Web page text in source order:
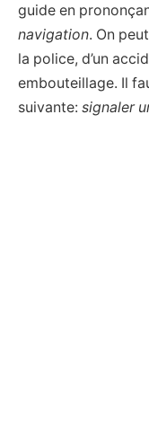
guide en
navigation. On
la police, d’un
embouteillage. Il
suivante: signaler